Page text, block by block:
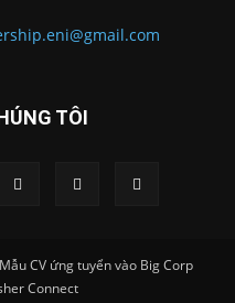
TÔI
Mẫu CV ứng tuyển vào Big Corp
Connect